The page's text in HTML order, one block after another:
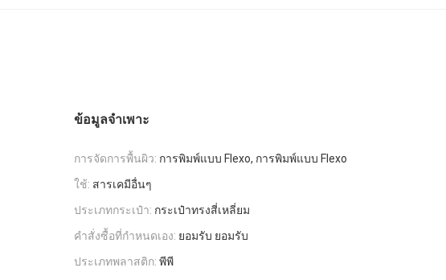
ข้อมูลจำเพาะ
การจัดการพื้นผิว: การพิมพ์แบบ Flexo, การพิมพ์แบบ Flexo
ใช้: สารเคมีอื่นๆ
ประเภทกระเป๋า: กระเป๋าทรงสี่เหลี่ยม
คำสั่งซื้อที่กำหนดเอง: ยอมรับ ยอมรับ
ประเภทพลาสติก: พีพี